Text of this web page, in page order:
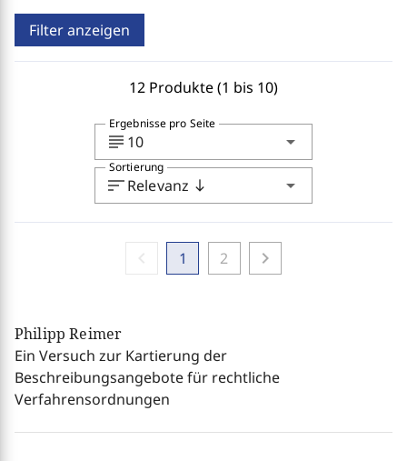
Filter anzeigen
12 Produkte (1 bis 10)
subject 10 arrow_drop_down
Ergebnisse pro Seite
sortRelevanz south arrow_drop_down
Sortierung
1 2 chevron_right
Philipp Reimer
Ein Versuch zur Kartierung der
Beschreibungsangebote für rechtliche
Verfahrensordnungen